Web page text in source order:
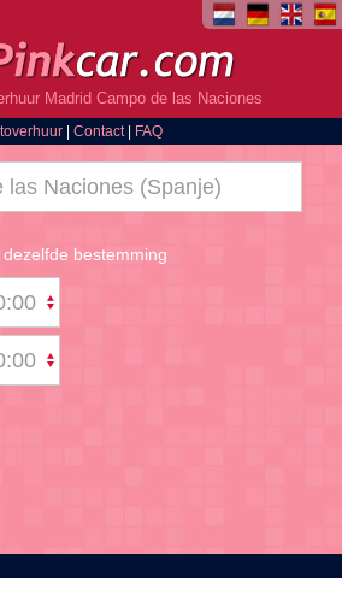
Madrid Campo de las Naciones
Contact| FAQ
bestemming